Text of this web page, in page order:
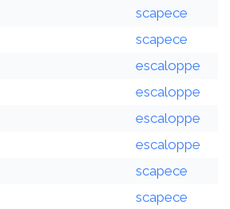
scapece
scapece
escaloppe
escaloppe
escaloppe
escaloppe
scapece
scapece